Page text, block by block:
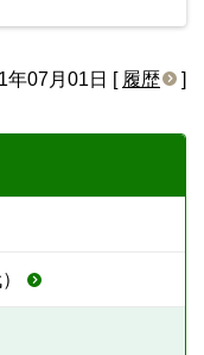
年07月01日 [ 履歴 ]